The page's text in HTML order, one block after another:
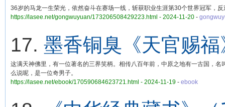
36岁的马龙一生荣光，依然奋斗在赛场一线，斩获职业生涯第30个世界冠军，
https://lasee.net/gongwuyuan/173206508429223.html - 2024-11-20 -
17. 墨香铜臭《天官赐福
这满天神佛里，有一位著名的三界笑柄。相传八百年前，中原之地有一古国，
么说呢，是一位奇男子。
https://lasee.net/ebook/170590684623721.html - 2024-11-19 - ebook